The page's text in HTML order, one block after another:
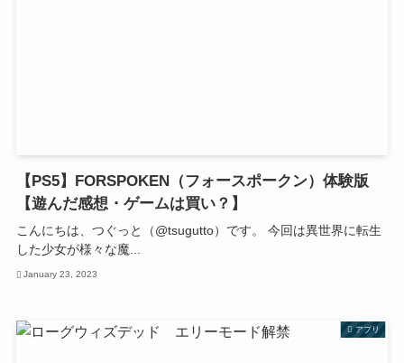
【PS5】FORSPOKEN（フォースポークン）体験版
【遊んだ感想・ゲームは買い？】
こんにちは、つぐっと（@tsugutto）です。 今回は異世界に転生
した少女が様々な魔...
January 23, 2023
アプリ